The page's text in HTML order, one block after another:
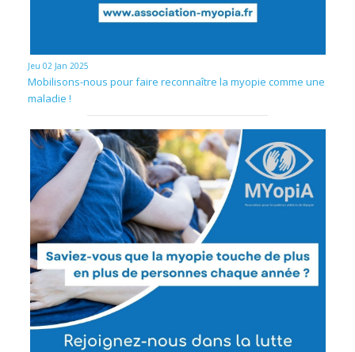
Jeu 02 Jan 2025
Mobilisons-nous pour faire reconnaître la myopie comme une
maladie !